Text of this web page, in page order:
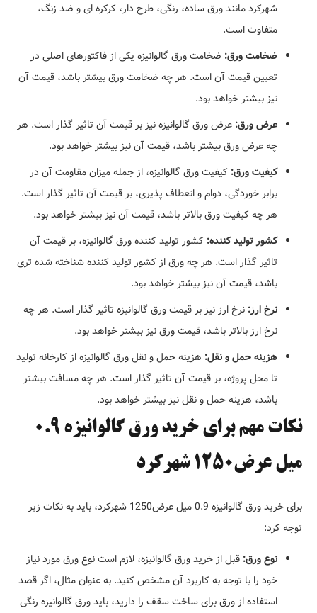
شهرکرد مانند ورق ساده، رنگی، طرح دار، کرکره ای و ضد زنگ،
متفاوت است.
ضخامت ورق: ضخامت ورق گالوانیزه یکی از فاکتورهای اصلی در
تعیین قیمت آن است. هر چه ضخامت ورق بیشتر باشد، قیمت آن
نیز بیشتر خواهد بود.
عرض ورق: عرض ورق گالوانیزه نیز بر قیمت آن تاثیر گذار است. هر
چه عرض ورق بیشتر باشد، قیمت آن نیز بیشتر خواهد بود.
کیفیت ورق: کیفیت ورق گالوانیزه، از جمله میزان مقاومت آن در
برابر خوردگی، دوام و انعطاف پذیری، بر قیمت آن تاثیر گذار است.
هر چه کیفیت ورق بالاتر باشد، قیمت آن نیز بیشتر خواهد بود.
کشور تولید کننده: کشور تولید کننده ورق گالوانیزه، بر قیمت آن
تاثیر گذار است. هر چه ورق از کشور تولید کننده شناخته شده تری
باشد، قیمت آن نیز بیشتر خواهد بود.
نرخ ارز: نرخ ارز نیز بر قیمت ورق گالوانیزه تاثیر گذار است. هر چه
نرخ ارز بالاتر باشد، قیمت ورق نیز بیشتر خواهد بود.
هزینه حمل و نقل: هزینه حمل و نقل ورق گالوانیزه از کارخانه تولید
تا محل پروژه، بر قیمت آن تاثیر گذار است. هر چه مسافت بیشتر
باشد، هزینه حمل و نقل نیز بیشتر خواهد بود.
نکات مهم برای خرید ورق گالوانیزه 0.9
میل عرض1250 شهرکرد
برای خرید ورق گالوانیزه 0.9 میل عرض1250 شهرکرد، باید به نکات زیر
توجه کرد:
نوع ورق: قبل از خرید ورق گالوانیزه، لازم است نوع ورق مورد نیاز
خود را با توجه به کاربرد آن مشخص کنید. به عنوان مثال، اگر قصد
استفاده از ورق برای ساخت سقف را دارید، باید ورق گالوانیزه رنگی